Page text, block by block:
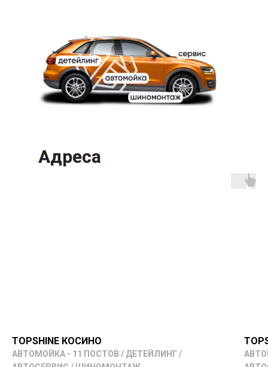
Адреса
TOPSHINE КОСИНО
АВТОМОЙКА - 11 ПОСТОВ / ДЕТЕЙЛИНГ /